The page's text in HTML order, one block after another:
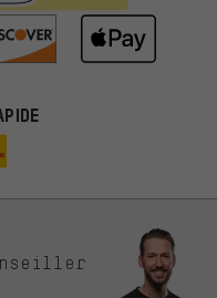
des offres plus